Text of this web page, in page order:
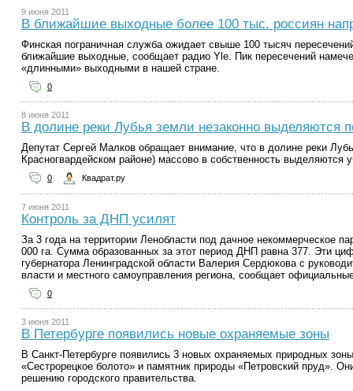
9 июня 2011
В ближайшие выходные более 100 тыс. россиян
Финская пограничная служба ожидает свыше 100 тысяч
ближайшие выходные, сообщает радио Yle. Пик пересечений
«длинными» выходными в нашей стране.
0
8 июня 2011
В долине реки Лубья земли незаконно выделяются
Депутат Сергей Малков обращает внимание, что в долине реки
Красногвардейском районе) массово в собственность выделяются
0 Квадрат.ру
7 июня 2011
Контроль за ДНП усилят
За 3 года на территории Ленобласти под дачное некоммерческое
000 га. Сумма образованных за этот период ДНП равна 377. Эти
губернатора Ленинградской области Валерия Сердюкова с
власти и местного самоуправления региона, сообщает
0
3 июня 2011
В Петербурге появились новые охраняемые зоны
В Санкт-Петербурге появились 3 новых охраняемых природных
«Сестрорецкое болото» и памятник природы «Петровский пруд».
решению городского правительства.